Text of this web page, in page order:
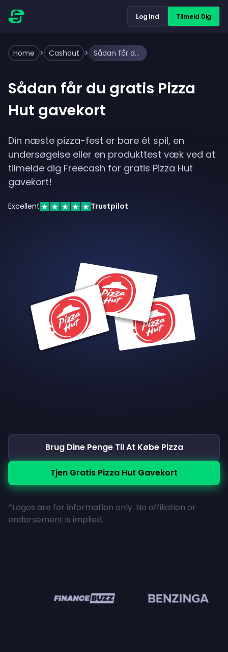
Log Ind Tilmeld Dig
Home > Cashout > Sådan får du gratis Pizza Hut gavekort
Sådan får du gratis Pizza
Hut gavekort
Din næste pizza-fest er bare ét spil, en
undersøgelse eller en produkttest væk ved at
tilmelde dig Freecash for gratis Pizza Hut
gavekort!
Excellent Trustpilot
Brug Dine Penge Til At Købe Pizza
Tjen Gratis Pizza Hut Gavekort
*Logos are for information only. No affiliation or
endorsement is implied.